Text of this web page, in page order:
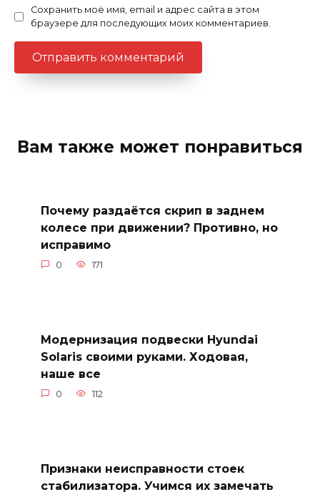
Сохранить моё имя, email и адрес сайта в этом
браузере для последующих моих комментариев.
Вам также может понравиться
Почему раздаётся скрип в заднем
колесе при движении? Противно, но
исправимо
0 171
Модернизация подвески Hyundai
Solaris своими руками. Ходовая,
наше все
0 112
Признаки неисправности стоек
стабилизатора. Учимся их замечать